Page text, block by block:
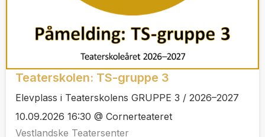
Teaterskolen: TS-gruppe 3
Elevplass i Teaterskolens GRUPPE 3 / 2026–2027
10.09.2026 16:30 @ Cornerteateret
Vestlandske Teatersenter